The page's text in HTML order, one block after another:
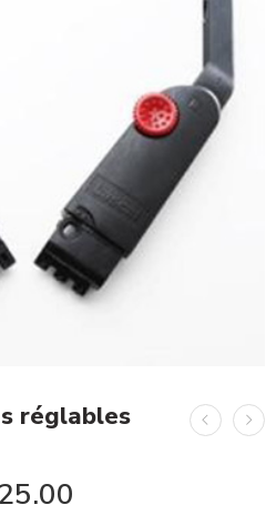
réglables
25.00